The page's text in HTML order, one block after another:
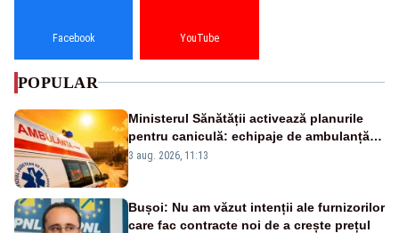
Facebook YouTube
POPULAR
Ministerul Sănătății activează planurile
pentru caniculă: echipaje de ambulanță
suplimentate, stocuri de medicamente
3 aug. 2026, 11:13
Bușoi: Nu am văzut intenții ale furnizorilor
care fac contracte noi de a crește prețul